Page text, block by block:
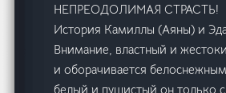
НЕПРЕОДОЛИМАЯ СТРАСТЬ!
История Камиллы (Аяны) и
Внимание, властный и
и оборачивается
белый и пушистый он только